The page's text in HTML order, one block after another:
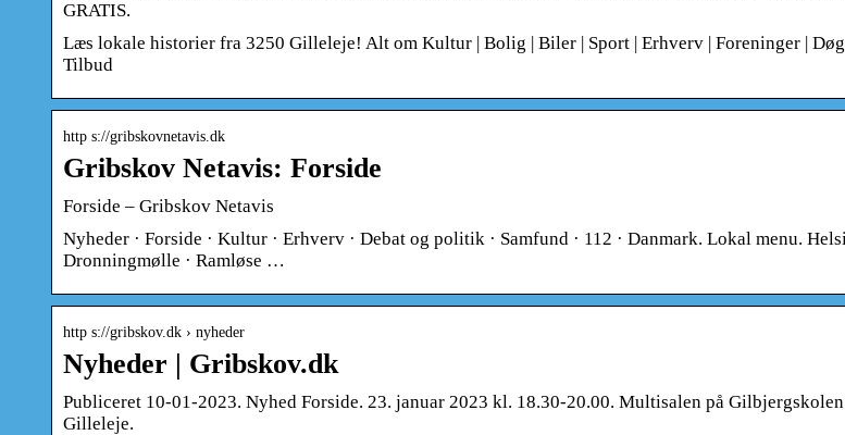
GRATIS.
Læs lokale historier fra 3250 Gilleleje! Alt om Kultur | Bolig | Biler | Sport | Erhverv | Foreninger |
Tilbud
http s://gribskovnetavis.dk
Gribskov Netavis: Forside
Forside – Gribskov Netavis
Nyheder · Forside · Kultur · Erhverv · Debat og politik · Samfund · 112 · Danmark. Lokal menu.
Dronningmølle · Ramløse …
http s://gribskov.dk › nyheder
Nyheder | Gribskov.dk
Publiceret 10-01-2023. Nyhed Forside. 23. januar 2023 kl. 18.30-20.00. Multisalen på
Gilleleje.